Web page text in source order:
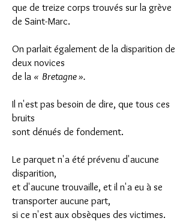
que de treize corps trouvés sur la grève
de Saint-Marc.
On parlait également de la disparition de
deux novices
de la « Bretagne ».
Il n'est pas besoin de dire, que tous ces
bruits
sont dénués de fondement.
Le parquet n'a été prévenu d'aucune
disparition,
et d'aucune trouvaille, et il n'a eu à se
transporter aucune part,
si ce n'est aux obsèques des victimes.